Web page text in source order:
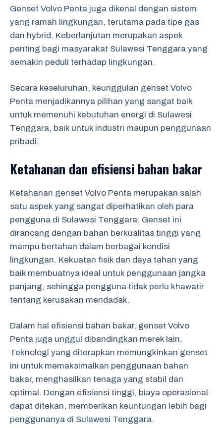
Genset Volvo Penta juga dikenal dengan sistem
yang ramah lingkungan, terutama pada tipe gas
dan hybrid. Keberlanjutan merupakan aspek
penting bagi masyarakat Sulawesi Tenggara yang
semakin peduli terhadap lingkungan.
Secara keseluruhan, keunggulan genset Volvo
Penta menjadikannya pilihan yang sangat baik
untuk memenuhi kebutuhan energi di Sulawesi
Tenggara, baik untuk industri maupun penggunaan
pribadi.
Ketahanan dan efisiensi bahan bakar
Ketahanan genset Volvo Penta merupakan salah
satu aspek yang sangat diperhatikan oleh para
pengguna di Sulawesi Tenggara. Genset ini
dirancang dengan bahan berkualitas tinggi yang
mampu bertahan dalam berbagai kondisi
lingkungan. Kekuatan fisik dan daya tahan yang
baik membuatnya ideal untuk penggunaan jangka
panjang, sehingga pengguna tidak perlu khawatir
tentang kerusakan mendadak.
Dalam hal efisiensi bahan bakar, genset Volvo
Penta juga unggul dibandingkan merek lain.
Teknologi yang diterapkan memungkinkan genset
ini untuk memaksimalkan penggunaan bahan
bakar, menghasilkan tenaga yang stabil dan
optimal. Dengan efisiensi tinggi, biaya operasional
dapat ditekan, memberikan keuntungan lebih bagi
penggunanya di Sulawesi Tenggara.